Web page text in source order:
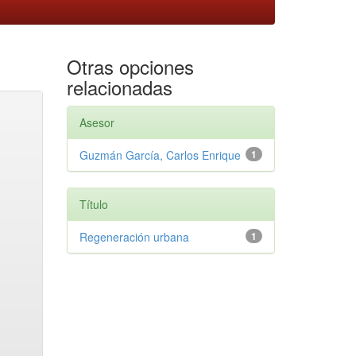
Otras opciones
relacionadas
Asesor
1
Guzmán García, Carlos Enrique
Título
1
Regeneración urbana